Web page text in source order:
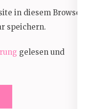
in diesem Browser
speichern.
gelesen und